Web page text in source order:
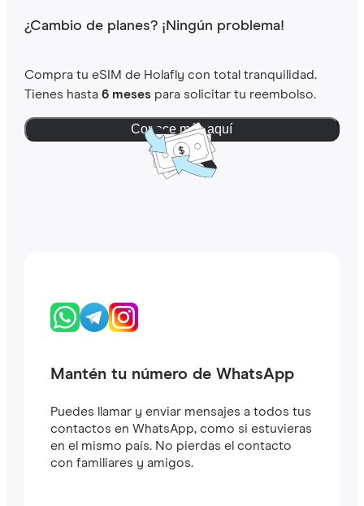
¿Cambio de planes? ¡Ningún problema!
Compra tu eSIM de Holafly con total tranquilidad.
Tienes hasta 6 mesespara solicitar tu reembolso.
Conoce más aquí
Mantén tu número de WhatsApp
Puedes llamar y enviar mensajes a todos tus
contactos en WhatsApp, como si estuvieras
en el mismo país. No pierdas el contacto
con familiares y amigos.